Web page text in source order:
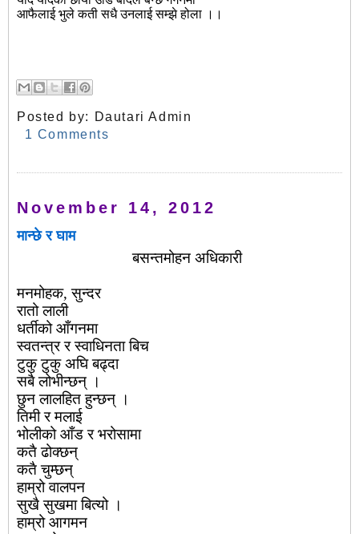
आफैलाई भुले कती सधै उनलाई सम्झे होला ।।
Posted by:
Dautari Admin
1 Comments
November 14, 2012
मान्छे र घाम
बसन्तमोहन अधिकारी
मनमोहक,सुन्दर
रातो लाली
धर्तीको आँगनमा
स्वतन्त्र र स्वाधिनता बिच
टुकु टुकु अघि बढ्दा
सबै लोभीन्छन् ।
छुन लालहित हुन्छन् ।
तिमी र मलाई
भोलीको आँड र भरोसामा
कतै ढोक्छन्
कतै चुम्छन्
हाम्रो वालपन
सुखै सुखमा बित्यो ।
हाम्रो आगमन